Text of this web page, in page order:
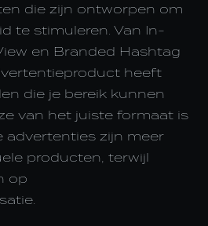
die zijn ontworpen om
te stimuleren. Van In-
en Branded Hashtag
heeft
die je bereik kunnen
van het juiste formaat is
advertenties zijn meer
producten, terwijl
op